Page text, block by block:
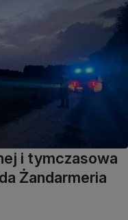
i tymczasowa
Żandarmeria